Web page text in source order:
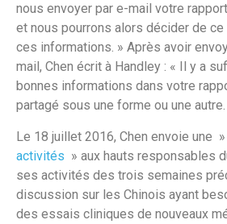
nous envoyer par e-mail votre
et nous pourrons alors décider de
ces informations. » Après avoir
mail, Chen écrit à Handley : « Il y a
bonnes informations dans votre
partagé sous une forme ou une autre.
Le 18 juillet 2016, Chen envoie une »
activités » aux hauts responsables
ses activités des trois semaines
discussion sur les Chinois ayant
des essais cliniques de nouveaux